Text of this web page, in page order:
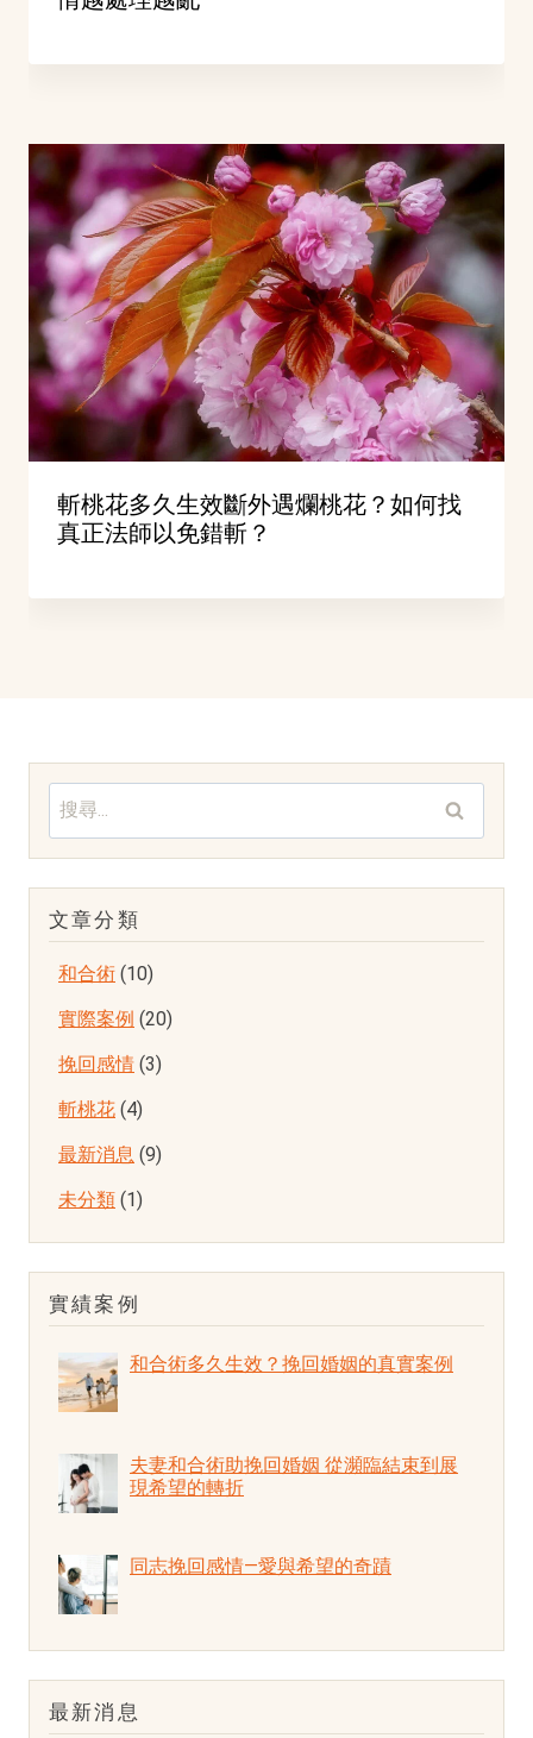
斬桃花多久生效斷外遇爛桃花？如何找
真正法師以免錯斬？
搜
關
鍵
字:
文章分類
和合術 (10)
實際案例 (20)
挽回感情 (3)
斬桃花 (4)
最新消息 (9)
未分類 (1)
實績案例
和合術多久生效？挽回婚姻的真實案例
夫妻和合術助挽回婚姻 從瀕臨結束到展
現希望的轉折
同志挽回感情—愛與希望的奇蹟
最新消息